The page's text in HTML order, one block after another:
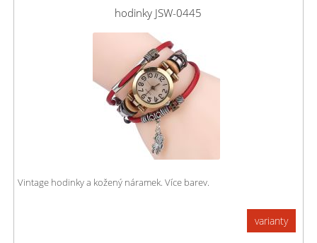
hodinky JSW-0445
Vintage hodinky a kožený náramek. Více barev.
varianty